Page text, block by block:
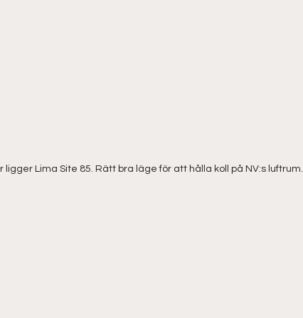
ligger Lima Site 85. Rätt bra läge för att hålla koll på NV:s luftrum.